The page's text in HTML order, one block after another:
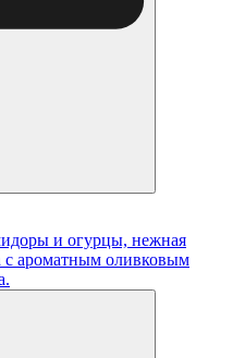
и огурцы, нежная
с ароматным оливковым